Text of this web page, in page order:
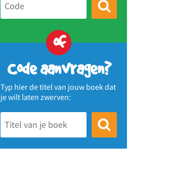
of
Code aanvragen?
Typ hier de titel van jouw boek dat
je wilt laten zwerven: